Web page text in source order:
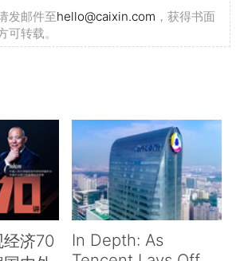
发邮件至hello@caixin.com ，获得书面
可转载。
济70
In Depth: As